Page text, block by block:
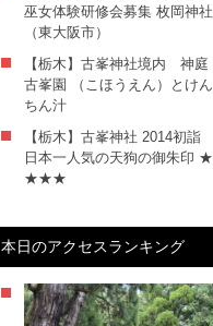
巫女体験研修会募集 枚岡神社
（東大阪市）
【栃木】古峯神社境内 神庭
古峯園 （こほうえん）とけん
ちん汁
【栃木】古峯神社 2014初詣
日本一人気の天狗の御朱印 ★
★★★
本日のアクセスランキング